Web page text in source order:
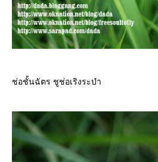
ช่อชั้นฉัตร ชูช่อเริงระบำ